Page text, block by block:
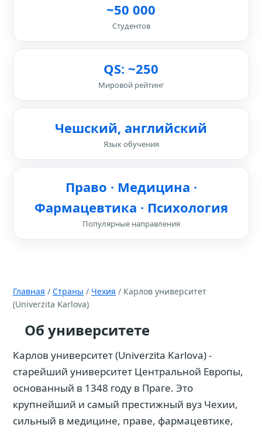
~50 000
Студентов
QS: ~250
Мировой рейтинг
Чешский, английский
Язык обучения
Право · Медицина ·
Фармацевтика · Психология
Популярные направления
Главная / Страны / Чехия / Карлов университет
(Univerzita Karlova)
Об университете
Карлов университет (Univerzita Karlova) -
старейший университет Центральной Европы,
основанный в 1348 году в Праге. Это
крупнейший и самый престижный вуз Чехии,
сильный в медицине, праве, фармацевтике,